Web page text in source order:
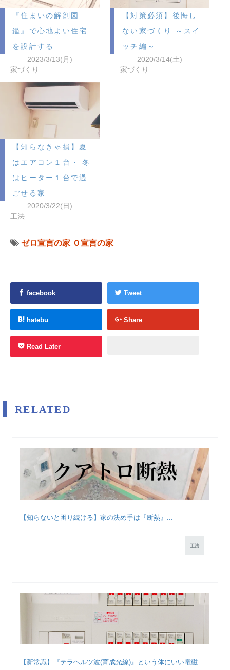
『住まいの解剖図
鑑』で心地よい住宅
を設計する
2023/3/13(月)
家づくり
【対策必須】後悔し
ない家づくり ～スイ
ッチ編～
2020/3/14(土)
家づくり
【知らなきゃ損】夏
はエアコン１台・ 冬
はヒーター１台で過
ごせる家
2020/3/22(日)
工法
ゼロ宣言の家 ０宣言の家
facebook Tweet
hatebu Share
Read Later
RELATED
【知らないと困り続ける】家の決め手は『断熱』...
工法
【新常識】『テラヘルツ波(育成光線)』という体にいい電磁